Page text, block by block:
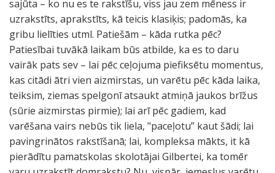
sajūta – ko nu es te rakstīšu, viss jau zem mēness ir
uzrakstīts, aprakstīts, kā teicis klasiķis; padomās, ka
gribu lielīties utml. Patiešām – kāda rutka pēc?
Patiesībai tuvākā laikam būs atbilde, ka es to daru
vairāk pats sev – lai pēc ceļojuma piefiksētu momentus,
kas citādi ātri vien aizmirstas, un varētu pēc kāda laika,
teiksim, ziemas spelgonī atsaukt atmiņā jaukos brīžus
(sūrie aizmirstas pirmie); lai arī pēc gadiem, kad
varēšana vairs nebūs tik liela, "paceļotu” kaut šādi; lai
pavingrinātos rakstīšanā; lai, kompleksa mākts, it kā
pierādītu pamatskolas skolotājai Gilbertei, ka tomēr